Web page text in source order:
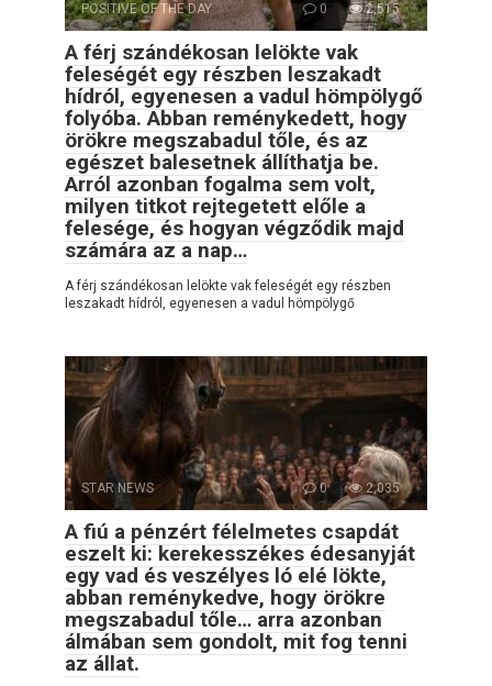
POSITIVE OF THE DAY 0 2,515
A férj szándékosan lelökte vak
feleségét egy részben leszakadt
hídról, egyenesen a vadul hömpölygő
folyóba. Abban reménykedett, hogy
örökre megszabadul tőle, és az
egészet balesetnek állíthatja be.
Arról azonban fogalma sem volt,
milyen titkot rejtegetett előle a
felesége, és hogyan végződik majd
számára az a nap…
A férj szándékosan lelökte vak feleségét egy részben
leszakadt hídról, egyenesen a vadul hömpölygő
STAR NEWS 0 2,035
A fiú a pénzért félelmetes csapdát
eszelt ki: kerekesszékes édesanyját
egy vad és veszélyes ló elé lökte,
abban reménykedve, hogy örökre
megszabadul tőle… arra azonban
álmában sem gondolt, mit fog tenni
az állat.